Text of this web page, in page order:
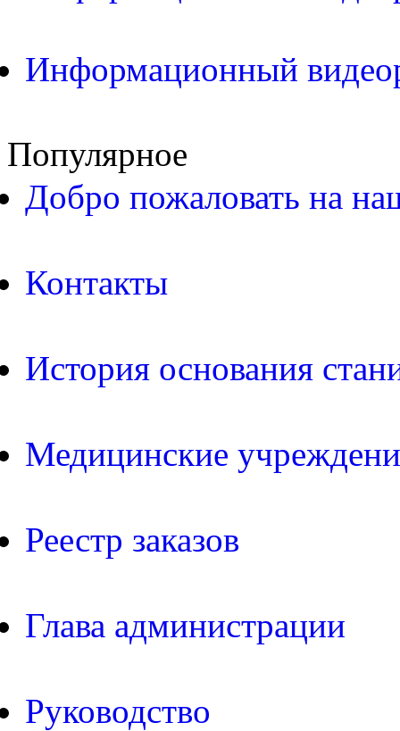
Информационный
Популярное
Добро пожаловать на
Контакты
История основания
Медицинские
Реестр заказов
Глава администрации
Руководство